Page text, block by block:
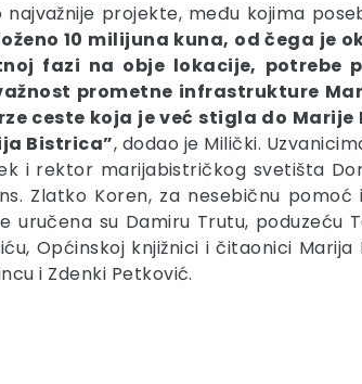
najvažnije projekte, među kojima
10 milijuna kuna, od čega je
fazi na obje lokacije, potrebe
prometne infrastrukture
ceste koja je već stigla do
Bistrica”, dodao je Milički.
i rektor marijabistričkog svetišta
Zlatko Koren, za nesebičnu
su Damiru Trutu, poduzeću
Općinskoj knjižnici i čitaonici
i Zdenki Petković.